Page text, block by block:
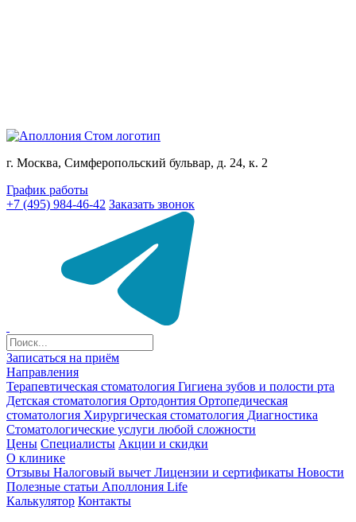
г. Москва, Симферопольский бульвар, д. 24, к. 2
График работы
+7 (495) 984-46-42 Заказать звонок
Записаться на приём
Направления
Терапевтическая стоматология Гигиена зубов и полости рта
Детская стоматология Ортодонтия Ортопедическая
стоматология Хирургическая стоматология Диагностика
Стоматологические услуги любой сложности
Цены Специалисты Акции и скидки
О клинике
Отзывы Налоговый вычет Лицензии и сертификаты Новости
Полезные статьи Аполлония Life
Калькулятор Контакты